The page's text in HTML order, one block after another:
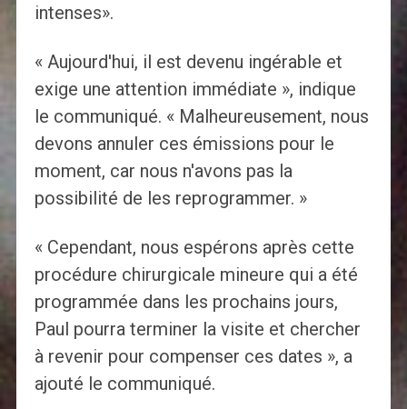
intenses».
« Aujourd'hui, il est devenu ingérable et
exige une attention immédiate », indique
le communiqué. « Malheureusement, nous
devons annuler ces émissions pour le
moment, car nous n'avons pas la
possibilité de les reprogrammer. »
« Cependant, nous espérons après cette
procédure chirurgicale mineure qui a été
programmée dans les prochains jours,
Paul pourra terminer la visite et chercher
à revenir pour compenser ces dates », a
ajouté le communiqué.